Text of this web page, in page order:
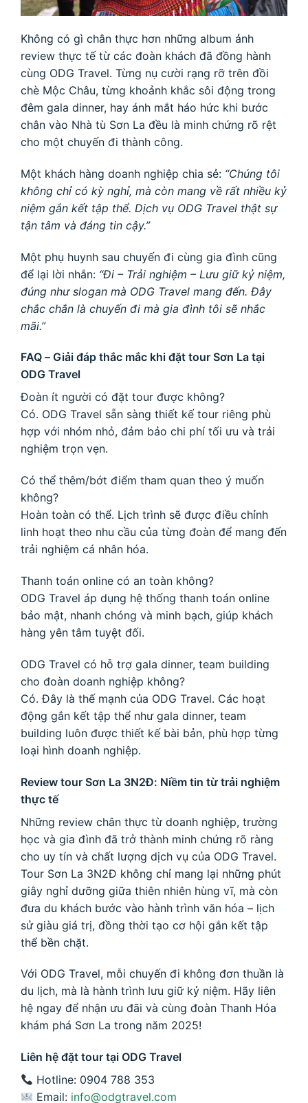
Không có gì chân thực hơn những album ảnh
review thực tế từ các đoàn khách đã đồng hành
cùng ODG Travel. Từng nụ cười rạng rỡ trên đồi
chè Mộc Châu, từng khoảnh khắc sôi động trong
đêm gala dinner, hay ánh mắt háo hức khi bước
chân vào Nhà tù Sơn La đều là minh chứng rõ rệt
cho một chuyến đi thành công.
Một khách hàng doanh nghiệp chia sẻ: “Chúng tôi
không chỉ có kỳ nghỉ, mà còn mang về rất nhiều kỷ
niệm gắn kết tập thể. Dịch vụ ODG Travel thật sự
tận tâm và đáng tin cậy.”
Một phụ huynh sau chuyến đi cùng gia đình cũng
để lại lời nhắn: “Đi – Trải nghiệm – Lưu giữ kỷ niệm,
đúng như slogan mà ODG Travel mang đến. Đây
chắc chắn là chuyến đi mà gia đình tôi sẽ nhắc
mãi.”
FAQ – Giải đáp thắc mắc khi đặt tour Sơn La tại
ODG Travel
Đoàn ít người có đặt tour được không?
Có. ODG Travel sẵn sàng thiết kế tour riêng phù
hợp với nhóm nhỏ, đảm bảo chi phí tối ưu và trải
nghiệm trọn vẹn.
Có thể thêm/bớt điểm tham quan theo ý muốn
không?
Hoàn toàn có thể. Lịch trình sẽ được điều chỉnh
linh hoạt theo nhu cầu của từng đoàn để mang đến
trải nghiệm cá nhân hóa.
Thanh toán online có an toàn không?
ODG Travel áp dụng hệ thống thanh toán online
bảo mật, nhanh chóng và minh bạch, giúp khách
hàng yên tâm tuyệt đối.
ODG Travel có hỗ trợ gala dinner, team building
cho đoàn doanh nghiệp không?
Có. Đây là thế mạnh của ODG Travel. Các hoạt
động gắn kết tập thể như gala dinner, team
building luôn được thiết kế bài bản, phù hợp từng
loại hình doanh nghiệp.
Review tour Sơn La 3N2Đ: Niềm tin từ trải nghiệm
thực tế
Những review chân thực từ doanh nghiệp, trường
học và gia đình đã trở thành minh chứng rõ ràng
cho uy tín và chất lượng dịch vụ của ODG Travel.
Tour Sơn La 3N2Đ không chỉ mang lại những phút
giây nghỉ dưỡng giữa thiên nhiên hùng vĩ, mà còn
đưa du khách bước vào hành trình văn hóa – lịch
sử giàu giá trị, đồng thời tạo cơ hội gắn kết tập
thể bền chặt.
Với ODG Travel, mỗi chuyến đi không đơn thuần là
du lịch, mà là hành trình lưu giữ kỷ niệm. Hãy liên
hệ ngay để nhận ưu đãi và cùng đoàn Thanh Hóa
khám phá Sơn La trong năm 2025!
Liên hệ đặt tour tại ODG Travel
Hotline: 0904 788 353
Email: info@odgtravel.com